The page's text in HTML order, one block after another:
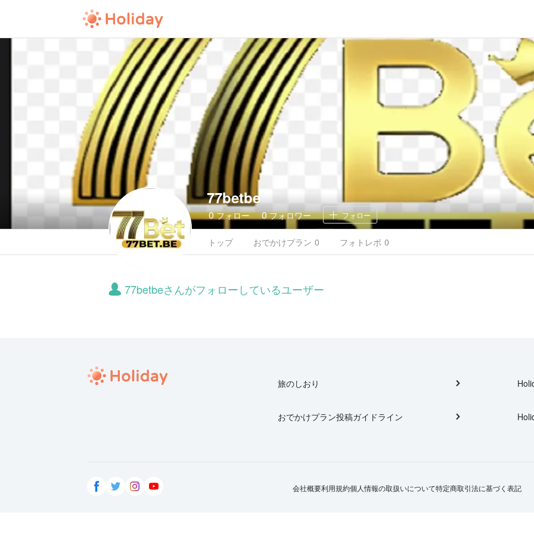
77betbe
0フォロー 0フォロワー フォロー
トップ おでかけプラン 0 フォトレポ 0
77betbeさんがフォローしているユーザー
旅のしおり
おでかけプラン投稿ガイドライン
会社概要利用規約個人情報の取扱いについて特定商取引法に基づく表記